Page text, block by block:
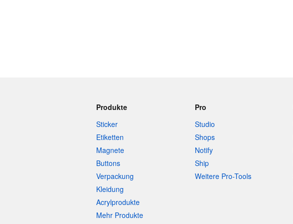
Produkte
Sticker
Etiketten
Magnete
Buttons
Verpackung
Kleidung
Acrylprodukte
Mehr Produkte
Pro
Studio
Shops
Notify
Ship
Weitere Pro-Tools